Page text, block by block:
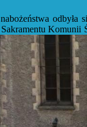
odbyła